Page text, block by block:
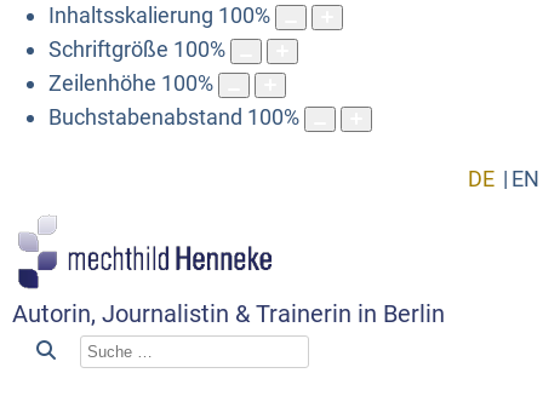
Inhaltsskalierung 100%
Schriftgröße 100%
Zeilenhöhe 100%
Buchstabenabstand 100%
DE EN
Autorin, Journalistin & Trainerin in Berlin